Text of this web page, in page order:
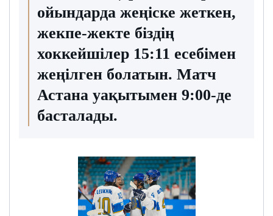
ойындарда жеңіске жеткен,
жекпе-жекте біздің
хоккейшілер 15:11 есебімен
жеңілген болатын. Матч
Астана уақытымен 9:00-де
басталады.